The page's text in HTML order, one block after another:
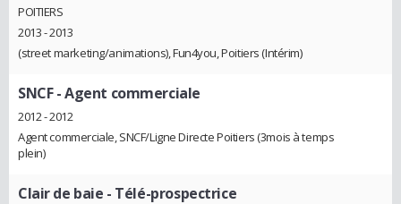
POITIERS
2013 - 2013
(street marketing/animations), Fun4you, Poitiers (Intérim)
SNCF- Agent commerciale
2012 - 2012
Agent commerciale, SNCF/Ligne Directe Poitiers (3mois à temps
plein)
Clair de baie - Télé-prospectrice